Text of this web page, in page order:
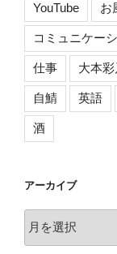
YouTube お
コミュニケー
仕事 大本彩
自鯖 英語
酒
アーカイブ
ー